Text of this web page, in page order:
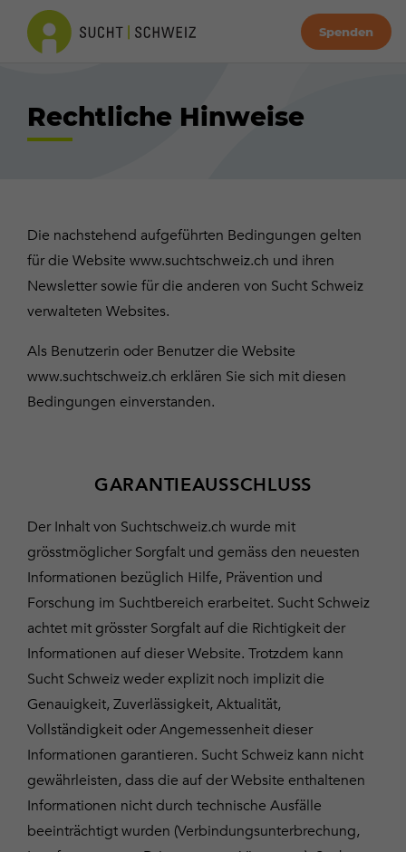
Spenden
Rechtliche Hinweise
Die nachstehend aufgeführten Bedingungen gelten
für die Website www.suchtschweiz.ch und ihren
Newsletter sowie für die anderen von Sucht Schweiz
verwalteten Websites.
Als Benutzerin oder Benutzer die Website
www.suchtschweiz.ch erklären Sie sich mit diesen
Bedingungen einverstanden.
GARANTIEAUSSCHLUSS
Der Inhalt von Suchtschweiz.ch wurde mit
grösstmöglicher Sorgfalt und gemäss den neuesten
Informationen bezüglich Hilfe, Prävention und
Forschung im Suchtbereich erarbeitet. Sucht Schweiz
achtet mit grösster Sorgfalt auf die Richtigkeit der
Informationen auf dieser Website. Trotzdem kann
Sucht Schweiz weder explizit noch implizit die
Genauigkeit, Zuverlässigkeit, Aktualität,
Vollständigkeit oder Angemessenheit dieser
Informationen garantieren. Sucht Schweiz kann nicht
gewährleisten, dass die auf der Website enthaltenen
Informationen nicht durch technische Ausfälle
beeinträchtigt wurden (Verbindungsunterbrechung,